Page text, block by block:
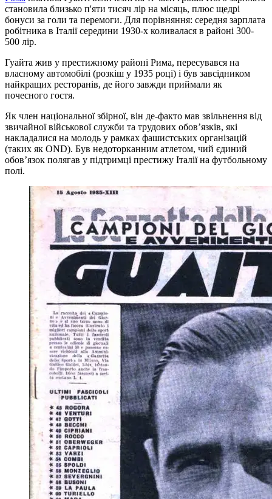
становила близько п'яти тисяч лір на місяць, плюс щедрі
бонуси за голи та перемоги. Для порівняння: середня зарплата
робітника в Італії середини 1930-х коливалася в районі 300-
500 лір.
Гуайта жив у престижному районі Рима, пересувався на
власному автомобілі (розкіш у 1935 році) і був завсідником
найкращих ресторанів, де його завжди приймали як
почесного гостя.
Як член національної збірної, він де-факто мав звільнення від
звичайної військової служби та трудових обов’язків, які
накладалися на молодь у рамках фашистських організацій
(таких як OND). Був недоторканним атлетом, чий єдиний
обов’язок полягав у підтримці престижу Італії на футбольному
полі.